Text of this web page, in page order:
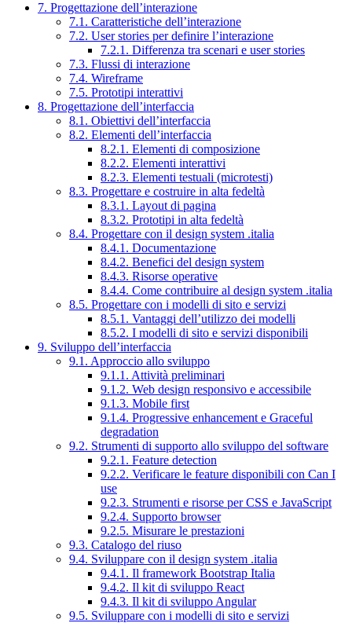
7. Progettazione dell’interazione
7.1. Caratteristiche dell’interazione
7.2. User stories per definire l’interazione
7.2.1. Differenza tra scenari e user stories
7.3. Flussi di interazione
7.4. Wireframe
7.5. Prototipi interattivi
8. Progettazione dell’interfaccia
8.1. Obiettivi dell’interfaccia
8.2. Elementi dell’interfaccia
8.2.1. Elementi di composizione
8.2.2. Elementi interattivi
8.2.3. Elementi testuali (microtesti)
8.3. Progettare e costruire in alta fedeltà
8.3.1. Layout di pagina
8.3.2. Prototipi in alta fedeltà
8.4. Progettare con il design system .italia
8.4.1. Documentazione
8.4.2. Benefici del design system
8.4.3. Risorse operative
8.4.4. Come contribuire al design system .italia
8.5. Progettare con i modelli di sito e servizi
8.5.1. Vantaggi dell’utilizzo dei modelli
8.5.2. I modelli di sito e servizi disponibili
9. Sviluppo dell’interfaccia
9.1. Approccio allo sviluppo
9.1.1. Attività preliminari
9.1.2. Web design responsivo e accessibile
9.1.3. Mobile first
9.1.4. Progressive enhancement e Graceful
degradation
9.2. Strumenti di supporto allo sviluppo del software
9.2.1. Feature detection
9.2.2. Verificare le feature disponibili con Can I
use
9.2.3. Strumenti e risorse per CSS e JavaScript
9.2.4. Supporto browser
9.2.5. Misurare le prestazioni
9.3. Catalogo del riuso
9.4. Sviluppare con il design system .italia
9.4.1. Il framework Bootstrap Italia
9.4.2. Il kit di sviluppo React
9.4.3. Il kit di sviluppo Angular
9.5. Sviluppare con i modelli di sito e servizi